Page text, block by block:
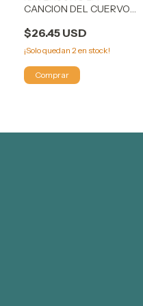
CANCION DEL CUERVO
$26.45 USD
¡Solo quedan2en stock!